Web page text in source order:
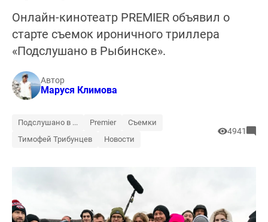
Онлайн-кинотеатр PREMIER объявил о
старте съемок ироничного триллера
«Подслушано в Рыбинске».
Автор
Маруся Климова
Подслушано в ... Premier
Съемки
Тимофей Трибунцев
Новости
4941